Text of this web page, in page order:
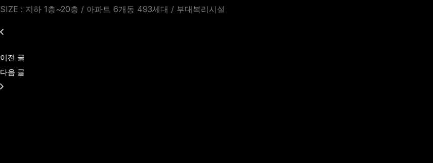
SIZE : 지하 1층~20층 / 아파트 6개동 493세대 / 부대복리시설
이전 글
다음 글